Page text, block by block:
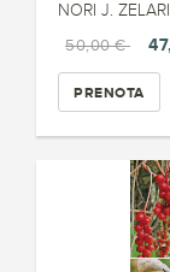
NORI J.
50,00 €
PRENOTA